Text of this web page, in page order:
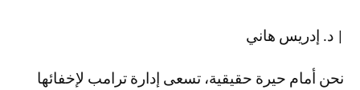
| د. إدريس هاني
نحن أمام حيرة حقيقية، تسعى إدارة ترامب لإخفائها